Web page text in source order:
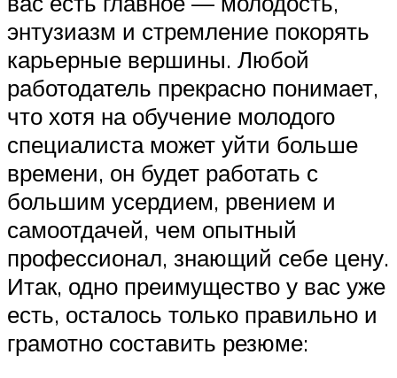
энтузиазм и стремление покорять
карьерные вершины. Любой
работодатель прекрасно понимает,
что хотя на обучение молодого
специалиста может уйти больше
времени, он будет работать с
большим усердием, рвением и
самоотдачей, чем опытный
профессионал, знающий себе цену.
Итак, одно преимущество у вас уже
есть, осталось только правильно и
грамотно составить резюме: